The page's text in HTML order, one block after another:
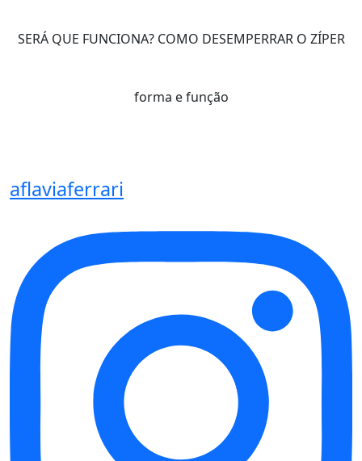
SERÁ QUE FUNCIONA? COMO DESEMPERRAR O ZÍPER
forma e função
aflaviaferrari